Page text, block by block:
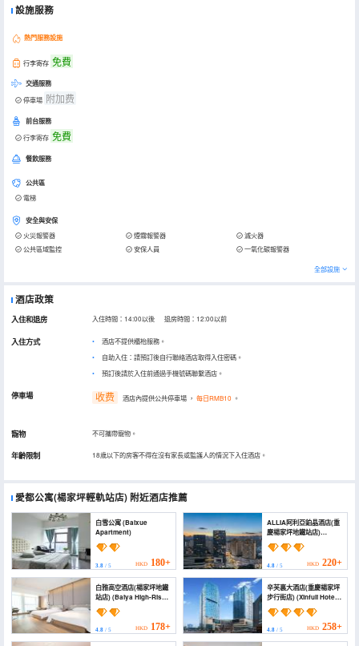
設施服務
熱門服務設施
行李寄存 免費
交通服務
停車場 附加费
前台服務
行李寄存 免費
餐飲服務
公共區
電梯
安全與安保
火災報警器 煙霧報警器
滅火器
公共區域監控
安保人員 一氧化碳報警器
全部設施
酒店政策
入住和退房 入住時間：14:00以後 退房時間：12:00以前
入住方式
酒店不提供櫃枱服務。
自助入住：請預訂後自行聯絡酒店取得入住密碼。
預訂後請於入住前通過手機號碼聯繫酒店。
停車場 收费 酒店內提供公共停車場 ， 每日RMB10 。
寵物 不可攜帶寵物。
年齡限制 18歲以下的房客不得在沒有家長或監護人的情況下入住酒店。
愛都公寓(楊家坪輕軌站店) 附近酒店推薦
白雪公寓 (Baixue
Apartment)
3.8 / 5 HKD 180+
ALLIA阿利亞鉑晶酒店(重
慶楊家坪地鐵站店)
(ALLIA Platinum Crystal
Hotel (Chongqing
Yangjiaping Metro
Station Branch))
4.8/ 5 HKD 220+
白雅高空酒店(楊家坪地鐵
站店) (Baiya High-Rise
Hotel (Yangjiaping
Metro Station Store ))
4.8 / 5 HKD 178+
辛芙裏大酒店(重慶楊家坪
步行街店) (Xinfuli Hotel
Chongqing Yangjiaping
Pedestrian Street)
4.8/ 5 HKD 258+